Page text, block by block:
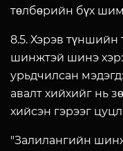
төлбөрийн бүх
8.5. Хэрэв
шинжтэй шинэ
урьдчилсан
авалт хийхийг нь
хийсэн гэрээг
"Залилангийн